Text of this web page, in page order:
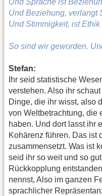
Und Beziehung, verlangt
Und Stimmigkeit, ist Ethik
So sind wir geworden.
Stefan:
Ihr seid statistische
verstehen. Also ihr
Dinge, die ihr wisst, also
von Weltbetrachtung, die
haben. Und dort lasst ihr
Kohärenz führen. Das ist
zusammensetzt. Was ist
seid ihr so weit und so
Rückkopplung
nennst, Also im ganzen
sprachlicher